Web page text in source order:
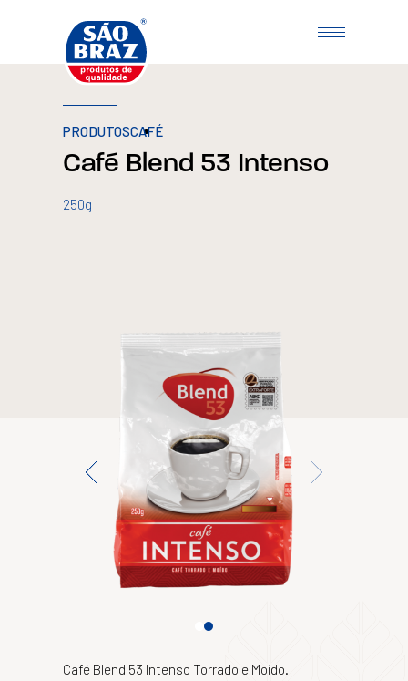
PRODUTOSCAFÉ
Café Blend 53 Intenso
250g
Café Blend 53 Intenso Torrado e Moído.